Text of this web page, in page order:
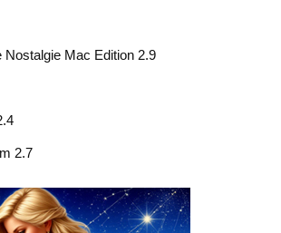
Nostalgie Mac Edition 2.9
2.7